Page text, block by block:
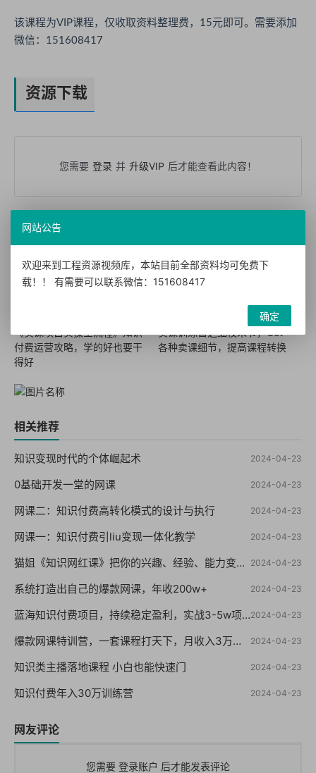
该课程为VIP课程，仅收取资料整理费，15元即可。需要添加
微信：151608417
资源下载
您需要 登录 并 升级VIP 后才能查看此内容！
转载声明：本站发布文章及版权归原作者所有，转载本站文章请注明文
章来源！
本文链接：https://www.doc52.com/?id=220
《卖课项目实操全流程》知识
付费运营攻略，学的好也要干
得好
卖课训练营之细枝末节，Get
各种卖课细节，提高课程转换
相关推荐
2024-04-23
知识变现时代的个体崛起术
2024-04-23
0基础开发一堂的网课
2024-04-23
网课二：知识付费高转化模式的设计与执行
2024-04-23
网课一：知识付费引liu变现一体化教学
2024-04-23
猫姐《知识网红课》把你的兴趣、经验、能力变成钱
2024-04-23
系统打造出自己的爆款网课，年收200w+
2024-04-23
蓝海知识付费项目，持续稳定盈利，实战3-5w项目
2024-04-23
爆款网课特训营，一套课程打天下，月收入3万到10万之10个实操法
2024-04-23
知识类主播落地课程 小白也能快速门
2024-04-23
知识付费年入30万训练营
网友评论
您需要 登录账户 后才能发表评论
网站公告
欢迎来到工程资源视频库，本站目前全部资料均可免费下
载！！ 有需要可以联系微信：151608417
确定